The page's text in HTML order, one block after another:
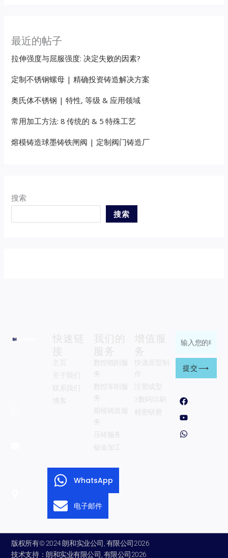
最近的帖子
拉伸强度与屈服强度: 决定失败的因素?
定制不锈钢螺母 | 精确投资铸造解决方案
奥氏体不锈钢 | 特性, 等级 & 应用领域
常用加工方法: 8 传统的 & 5 特殊工艺
熔模铸造球墨铸铁闸阀 | 定制阀门铸造厂
搜索
搜索
Zhengzhou
City Henan
Province
快速链
接
主页
关于我们
联系我们
博客
我们的
服务
数控铣削服
务
数控车削服
务
熔模铸造服
务
压铸服务
钣金加工
增值服
务
快速原型制
作
注塑成型
3数码印刷
精密研磨
输
的
子
邮
件
提交⟶
F
a
c
e
b
o
Y
o
u
T
u
b
W
h
a
t
s
a
版权所有© 2024 朗和实业公司, 有限公司2026
技术支持：朗和实业有限公司, 有限公司2026
WhatsApp
电子邮件